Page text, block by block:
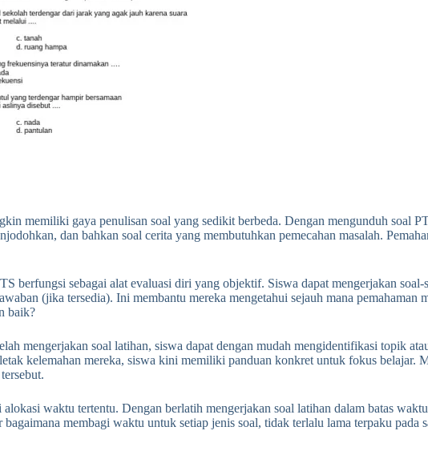
memiliki gaya penulisan soal yang sedikit berbeda. Dengan mengunduh soal
dan bahkan soal cerita yang membutuhkan pemecahan masalah.
berfungsi sebagai alat evaluasi diri yang objektif. Siswa dapat mengerjakan
(jika tersedia). Ini membantu mereka mengetahui sejauh mana pemahaman
baik?
mengerjakan soal latihan, siswa dapat dengan mudah mengidentifikasi topik
kelemahan mereka, siswa kini memiliki panduan konkret untuk fokus belajar.
waktu tertentu. Dengan berlatih mengerjakan soal latihan dalam batas
membagi waktu untuk setiap jenis soal, tidak terlalu lama terpaku pada